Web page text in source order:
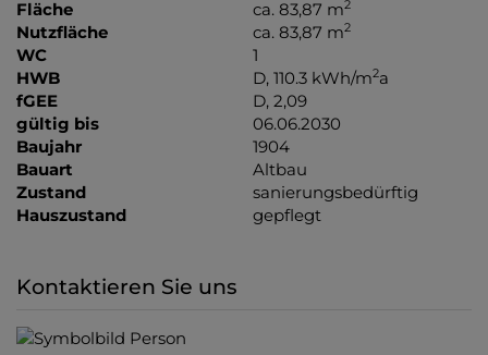
Fläche
ca. 83,87 m2
Nutzfläche ca. 83,87 m2
WC
1
HWB
D, 110.3 kWh/m2a
fGEE
D, 2,09
gültig bis
06.06.2030
Baujahr
1904
Bauart
Altbau
Zustand
sanierungsbedürftig
Hauszustand
gepflegt
Kontaktieren Sie uns